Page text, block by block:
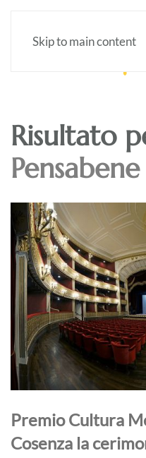
Skip to main content
Risultato
Pensabene
Premio Cultura
Cosenza la